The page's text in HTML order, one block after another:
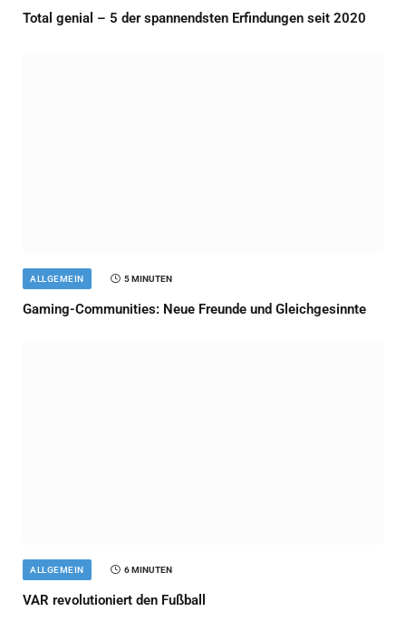
Total genial – 5 der spannendsten Erfindungen seit 2020
ALLGEMEIN 5 MINUTEN
Gaming-Communities: Neue Freunde und Gleichgesinnte
ALLGEMEIN 6 MINUTEN
VAR revolutioniert den Fußball